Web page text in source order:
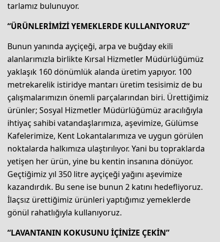
tarlamız bulunuyor.
“ÜRÜNLERİMİZİ YEMEKLERDE KULLANIYORUZ”
Bunun yanında ayçiçeği, arpa ve buğday ekili
alanlarımızla birlikte Kırsal Hizmetler Müdürlüğümüz
yaklaşık 160 dönümlük alanda üretim yapıyor. 100
metrekarelik istiridye mantarı üretim tesisimiz de bu
çalışmalarımızın önemli parçalarından biri. Ürettiğimiz
ürünler; Sosyal Hizmetler Müdürlüğümüz aracılığıyla
ihtiyaç sahibi vatandaşlarımıza, aşevimize, Gülümse
Kafelerimize, Kent Lokantalarımıza ve uygun görülen
noktalarda halkımıza ulaştırılıyor. Yani bu topraklarda
yetişen her ürün, yine bu kentin insanına dönüyor.
Geçtiğimiz yıl 350 litre ayçiçeği yağını aşevimize
kazandırdık. Bu sene ise bunun 2 katını hedefliyoruz.
İlaçsız ürettiğimiz ürünleri yaptığımız yemeklerde
gönül rahatlığıyla kullanıyoruz.
“LAVANTANIN KOKUSUNU İÇİNİZE ÇEKİN”